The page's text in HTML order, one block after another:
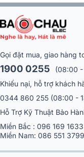
Gọi đặt mua, giao hàng
1900 0255
(08:00 -
Khiếu nại, hỗ trợ khách
0344 860 255 (08:00 -
Hỗ Trợ Kỹ Thuật Bảo
Miền Bắc : 096 169 1633
Miền Nam: 086 551 3799